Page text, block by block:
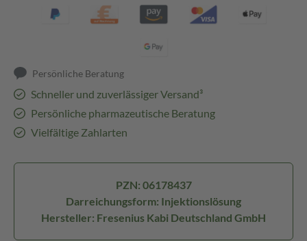
Persönliche Beratung
Schneller und zuverlässiger Versand³
Persönliche pharmazeutische Beratung
Vielfältige Zahlarten
PZN: 06178437
Darreichungsform: Injektionslösung
Hersteller: Fresenius Kabi Deutschland GmbH